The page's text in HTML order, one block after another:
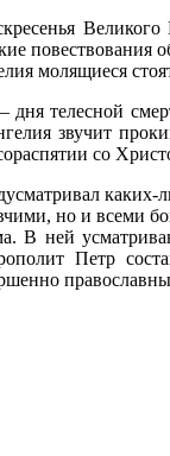
молящиеся
телесной
звучит
со
каких-
но и всеми
В ней
Петр